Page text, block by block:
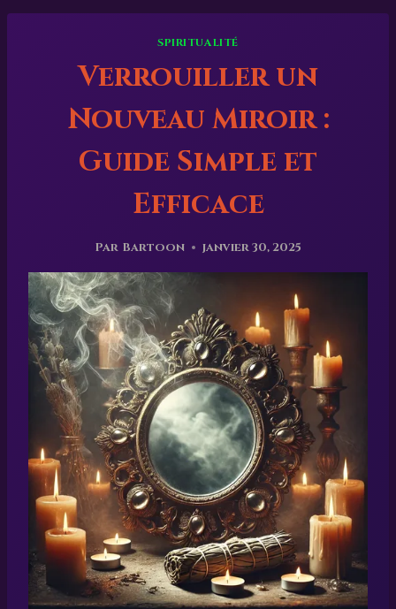
SPIRITUALITÉ
Verrouiller un
Nouveau Miroir :
Guide Simple et
Efficace
Par Bartoon janvier 30, 2025